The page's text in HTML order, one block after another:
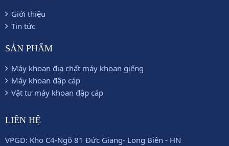
Giới thiệu
Tin tức
SẢN PHẨM
Máy khoan địa chất máy khoan giếng
Máy khoan đập cáp
Vật tư máy khoan đập cáp
LIÊN HỆ
VPGD: Kho C4-Ngõ 81 Đức Giang- Long Biên - HN